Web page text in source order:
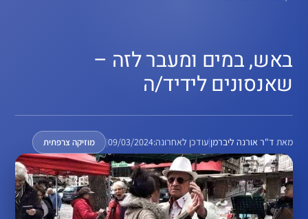
באש, במים ומעבר לזה –
שאנסונים לידיד/ה
מאת ד"ר אורנה ליברמן|עודכן לאחרונה:09/03/2024
| מוזיקה צרפתית